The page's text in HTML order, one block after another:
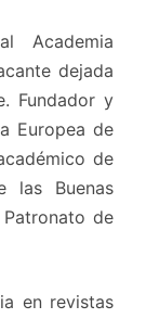
Academia
dejada
Fundador y
Europea de
de
las Buenas
de
en revistas